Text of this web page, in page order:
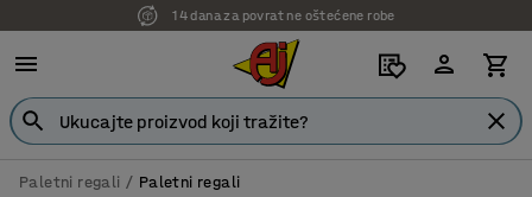
14 dana za povrat ne oštećene robe
7 godina garancije
Paletni regali Paletni regali